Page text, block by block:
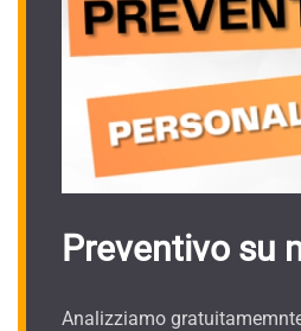
Preventivo su
Analizziamo